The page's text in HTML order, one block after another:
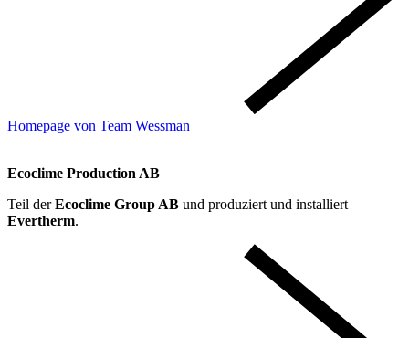
Homepage von Team Wessman
Ecoclime Production AB
Teil derEcoclime Group AB und produziert und installiert
Evertherm.